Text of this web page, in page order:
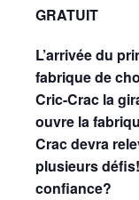
GRATUIT
L’arrivée du
fabrique de
Cric-Crac la
ouvre la
Crac devra
plusieurs
confiance?